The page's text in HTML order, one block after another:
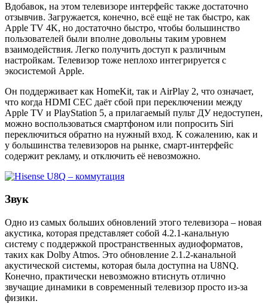
Вдобавок, на этом телевизоре интерфейс также достаточно
отзывчив. Загружается, конечно, всё ещё не так быстро, как
Apple TV 4K, но достаточно быстро, чтобы большинство
пользователей были вполне довольны таким уровнем
взаимодействия. Легко получить доступ к различным
настройкам. Телевизор тоже неплохо интегрируется с
экосистемой Apple.
Он поддерживает как HomeKit, так и AirPlay 2, что означает,
что когда HDMI CEC даёт сбой при переключении между
Apple TV и PlayStation 5, а прилагаемый пульт ДУ недоступен,
можно воспользоваться смартфоном или попросить Siri
переключиться обратно на нужный вход. К сожалению, как и
у большинства телевизоров на рынке, смарт-интерфейс
содержит рекламу, и отключить её невозможно.
Звук
Одно из самых больших обновлений этого телевизора – новая
акустика, которая представляет собой 4.2.1-канальную
систему с поддержкой пространственных аудиоформатов,
таких как Dolby Atmos. Это обновление 2.1.2-канальной
акустической системы, которая была доступна на U8NQ.
Конечно, практически невозможно втиснуть отлично
звучащие динамики в современный телевизор просто из-за
физики.